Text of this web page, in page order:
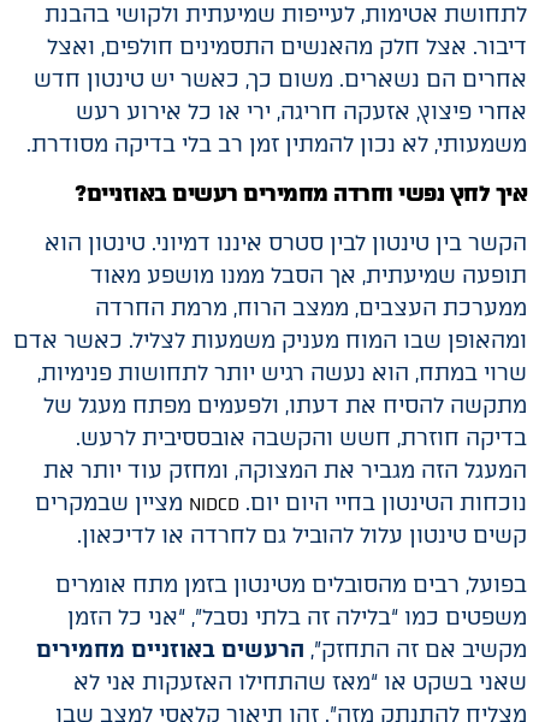
לתחושת אטימות, לעייפות שמיעתית ולקושי בהבנת
דיבור. אצל חלק מהאנשים התסמינים חולפים, ואצל
אחרים הם נשארים. משום כך, כאשר יש טינטון חדש
אחרי פיצוץ, אזעקה חריגה, ירי או כל אירוע רעש
משמעותי, לא נכון להמתין זמן רב בלי בדיקה מסודרת.
איך לחץ נפשי וחרדה מחמירים רעשים באוזניים?
הקשר בין טינטון לבין סטרס איננו דמיוני. טינטון הוא
תופעה שמיעתית, אך הסבל ממנו מושפע מאוד
ממערכת העצבים, ממצב הרוח, מרמת החרדה
ומהאופן שבו המוח מעניק משמעות לצליל. כאשר אדם
שרוי במתח, הוא נעשה רגיש יותר לתחושות פנימיות,
מתקשה להסיח את דעתו, ולפעמים מפתח מעגל של
בדיקה חוזרת, חשש והקשבה אובססיבית לרעש.
המעגל הזה מגביר את המצוקה, ומחזק עוד יותר את
נוכחות הטינטון בחיי היום יום. NIDCD מציין שבמקרים
קשים טינטון עלול להוביל גם לחרדה או לדיכאון.
בפועל, רבים מהסובלים מטינטון בזמן מתח אומרים
משפטים כמו “בלילה זה בלתי נסבל”, “אני כל הזמן
מקשיב אם זה התחזק”, הרעשים באוזניים מחמירים
שאני בשקט או “מאז שהתחילו האזעקות אני לא
מצליח להתנתק מזה”. זהו תיאור קלאסי למצב שבו